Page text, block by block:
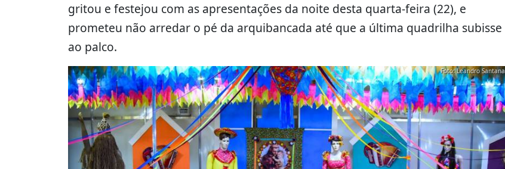
gritou e festejou com as apresentações da noite desta quarta-feira (22), e
prometeu não arredar o pé da arquibancada até que a última quadrilha subisse
ao palco.
Foto: Leandro Santana